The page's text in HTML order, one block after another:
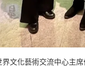
界文化藝術交流中心主